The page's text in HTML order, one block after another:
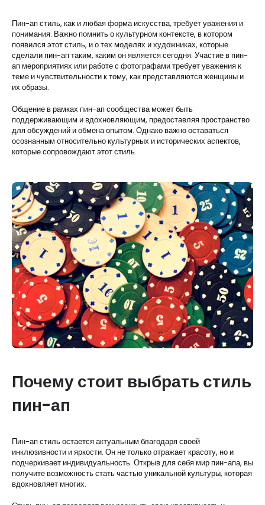
Пин-ап стиль, как и любая форма искусства, требует уважения и
понимания. Важно помнить о культурном контексте, в котором
появился этот стиль, и о тех моделях и художниках, которые
сделали пин-ап таким, каким он является сегодня. Участие в пин-
ап мероприятиях или работе с фотографами требует уважения к
теме и чувствительности к тому, как представляются женщины и
их образы.
Общение в рамках пин-ап сообщества может быть
поддерживающим и вдохновляющим, предоставляя пространство
для обсуждений и обмена опытом. Однако важно оставаться
осознанным относительно культурных и исторических аспектов,
которые сопровождают этот стиль.
Почему стоит выбрать стиль
пин-ап
Пин-ап стиль остается актуальным благодаря своей
инклюзивности и яркости. Он не только отражает красоту, но и
подчеркивает индивидуальность. Открыв для себя мир пин-апа, вы
получите возможность стать частью уникальной культуры, которая
вдохновляет многих.